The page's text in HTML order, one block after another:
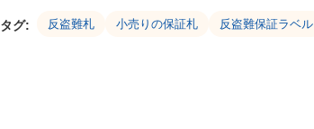
タグ: 反盗難札 小売りの保証札 反盗難保証ラベル